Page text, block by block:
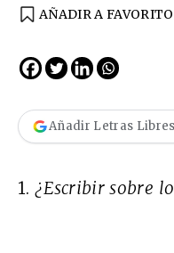
AÑADIR A
Añadir Letras
1. ¿Escribir sobre